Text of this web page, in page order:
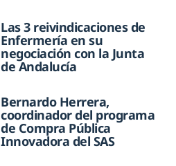
Las 3 reivindicaciones de
Enfermería en su
negociación con la Junta
de Andalucía
Bernardo Herrera,
coordinador del programa
de Compra Pública
Innovadora del SAS